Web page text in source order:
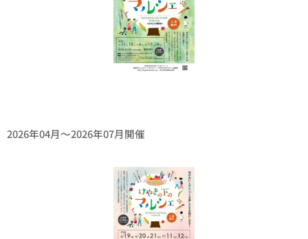
2026年04月〜2026年07月開催